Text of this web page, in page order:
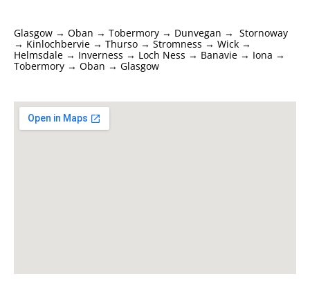
Glasgow → Oban → Tobermory → Dunvegan → Stornoway
→ Kinlochbervie → Thurso → Stromness → Wick →
Helmsdale → Inverness → Loch Ness → Banavie → Iona →
Tobermory → Oban → Glasgow